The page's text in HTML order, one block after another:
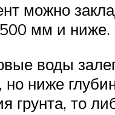
можно
мм и ниже.
воды
но ниже
грунта, то